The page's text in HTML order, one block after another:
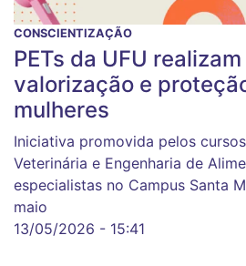
CONSCIENTIZAÇÃO
PETs da UFU
valorização e
mulheres
Iniciativa promovida pelos
Veterinária e Engenharia de
especialistas no Campus Santa
maio
13/05/2026 - 15:41